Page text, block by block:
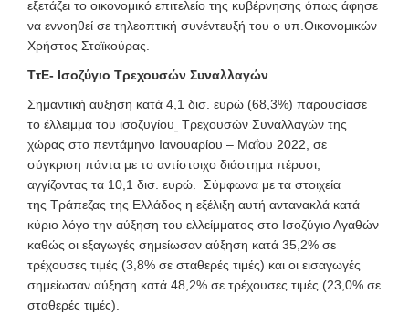
εξετάζει το οικονομικό επιτελείο της κυβέρνησης όπως άφησε
να εννοηθεί σε τηλεοπτική συνέντευξή του ο υπ.Οικονομικών
Χρήστος Σταϊκούρας.
ΤτΕ- Ισοζύγιο Τρεχουσών Συναλλαγών
Σημαντική αύξηση κατά 4,1 δισ. ευρώ (68,3%) παρουσίασε
το έλλειμμα του ισοζυγίου Τρεχουσών Συναλλαγών της
χώρας στο πεντάμηνο Ιανουαρίου – Μαΐου 2022, σε
σύγκριση πάντα με το αντίστοιχο διάστημα πέρυσι,
αγγίζοντας τα 10,1 δισ. ευρώ. Σύμφωνα με τα στοιχεία
της Τράπεζας της Ελλάδος η εξέλιξη αυτή αντανακλά κατά
κύριο λόγο την αύξηση του ελλείμματος στο Ισοζύγιο Αγαθών
καθώς οι εξαγωγές σημείωσαν αύξηση κατά 35,2% σε
τρέχουσες τιμές (3,8% σε σταθερές τιμές) και οι εισαγωγές
σημείωσαν αύξηση κατά 48,2% σε τρέχουσες τιμές (23,0% σε
σταθερές τιμές).